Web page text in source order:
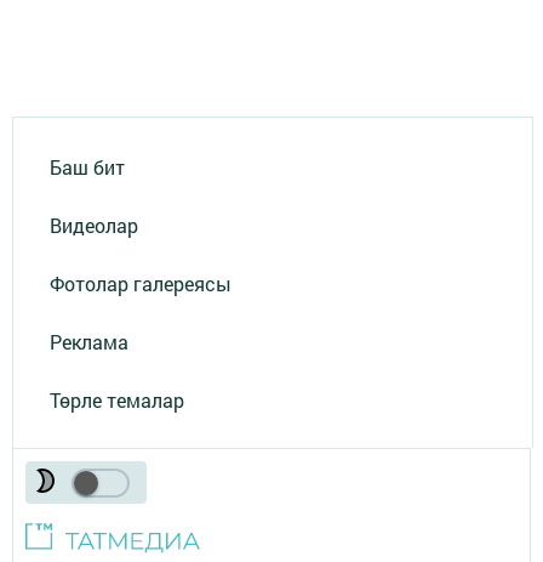
Баш бит
Видеолар
Фотолар галереясы
Реклама
Төрле темалар